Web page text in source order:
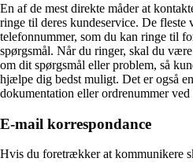
En af de mest direkte måder at
ringe til deres kundeservice. De fleste
telefonnummer, som du kan ringe til
spørgsmål. Når du ringer, skal du
om dit spørgsmål eller problem, så
hjælpe dig bedst muligt. Det er også
dokumentation eller ordrenummer
E-mail korrespondance
Hvis du foretrækker at kommunikere